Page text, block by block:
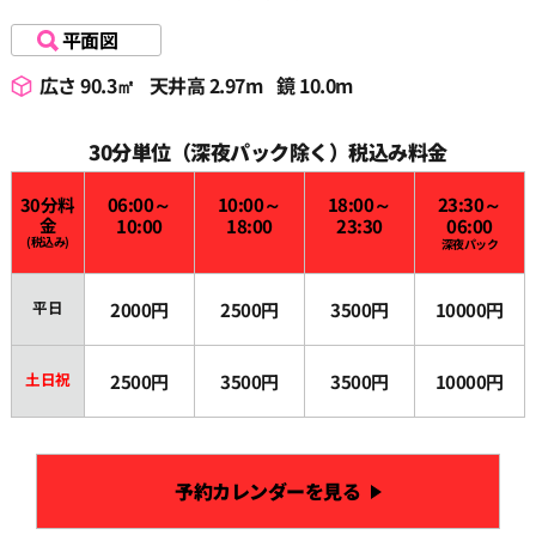
22:30
23:30
平面図
広さ 90.3㎡ 天井高 2.97m 鏡 10.0m
30分単位（深夜パック除く）税込み料金
30分料
金
(税込み)
06:00～
10:00
10:00～
18:00
18:00～
23:30
23:30～
06:00
深夜パック
平日 2000円 2500円 3500円 10000円
土日祝 2500円 3500円 3500円 10000円
予約カレンダーを見る